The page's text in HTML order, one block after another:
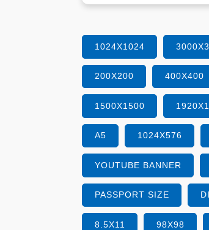
1024X1024
200X200 400X400
1500X1500
A5 1024X576
YOUTUBE BANNER
PASSPORT SIZE
8.5X11 98X98